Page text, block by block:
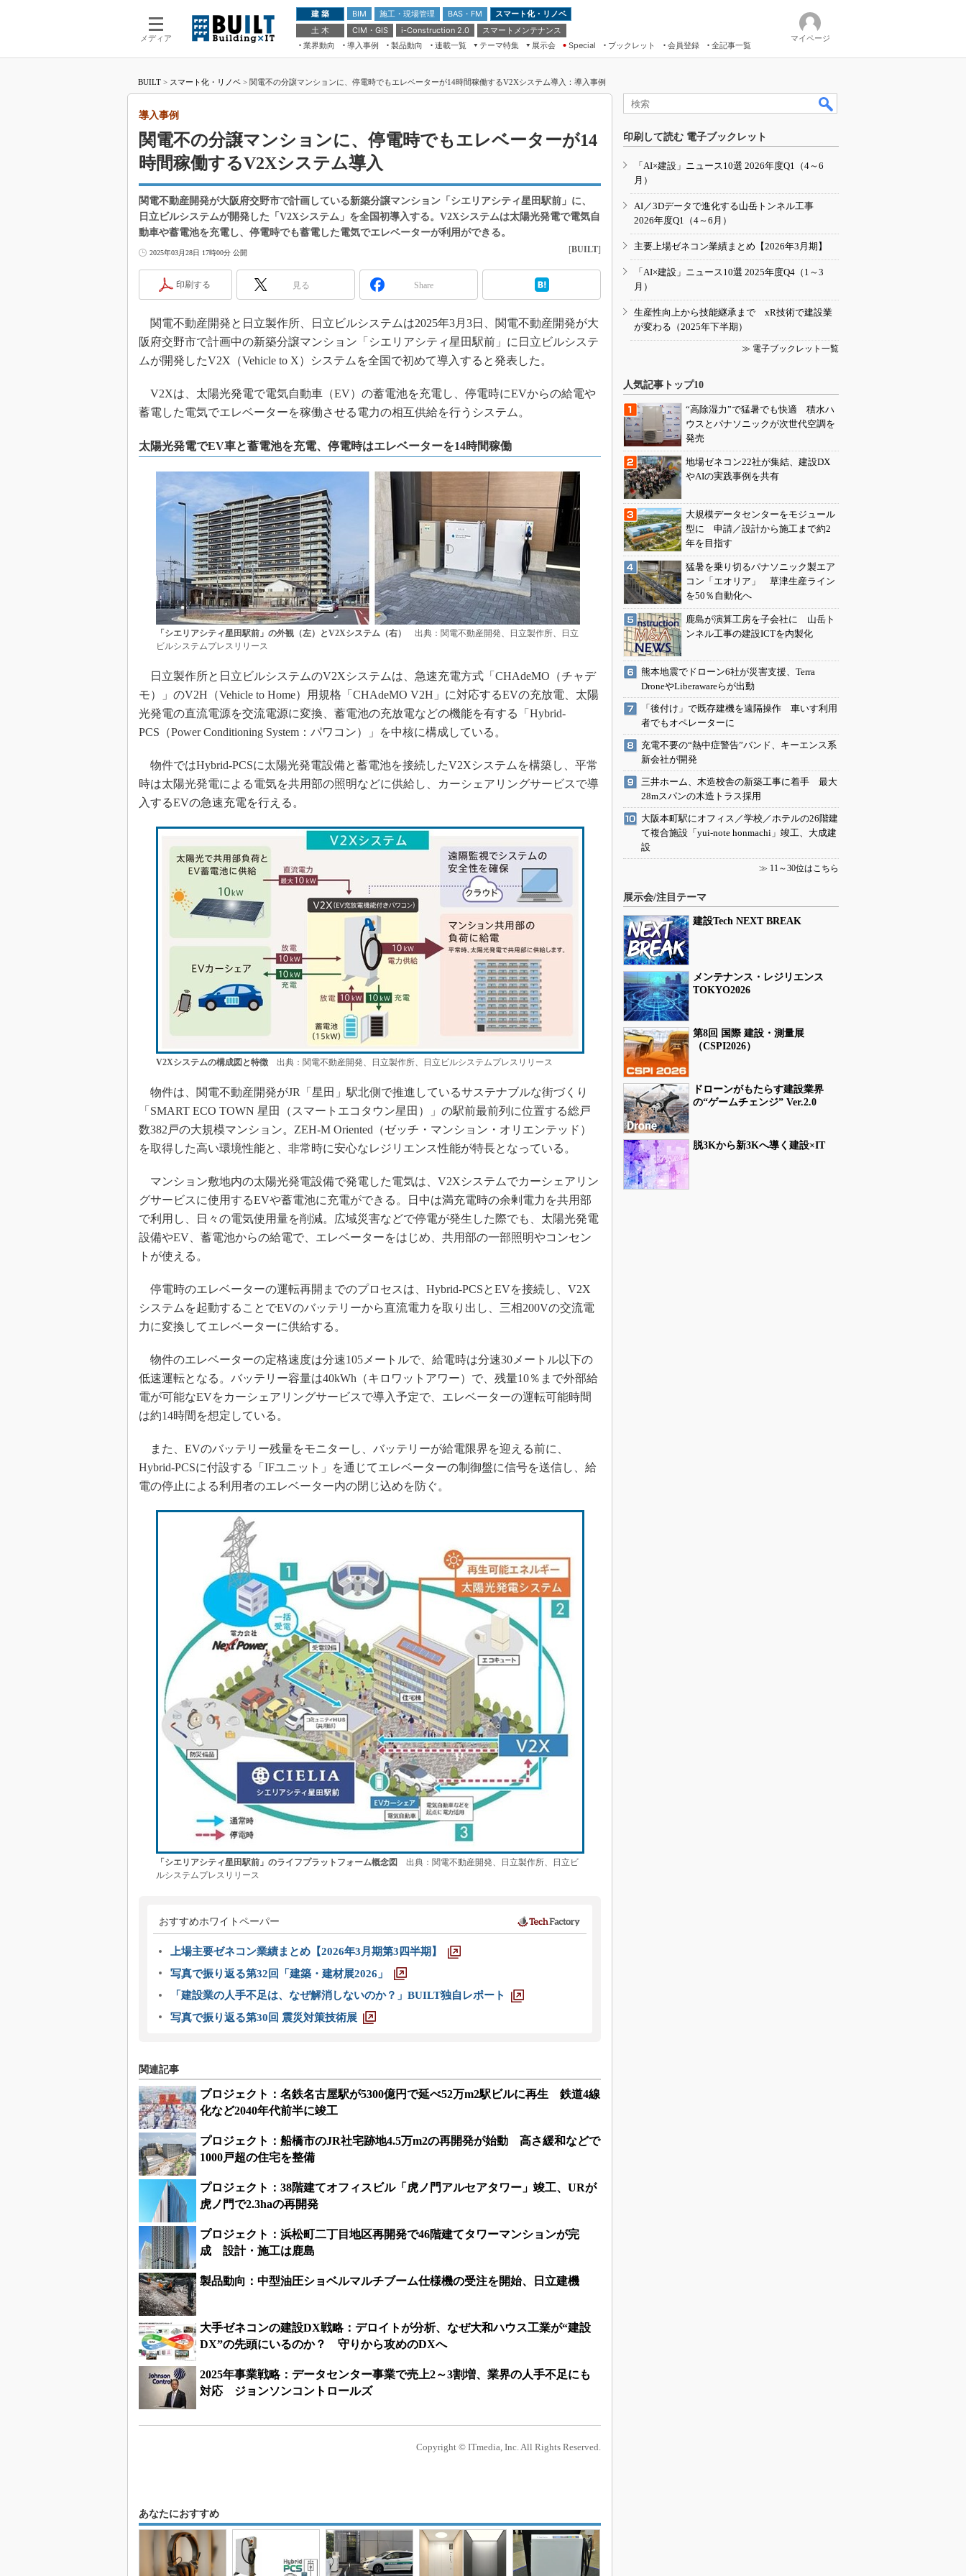
メディア
建 築 BIM 施工・現場管理 BAS・FM
スマート化・リノベ
土 木
CIM・GIS i-Construction 2.0
スマートメンテナンス
業界動向
導入事例 製品動向 連載一覧
テーマ特集
ドローンがもたらす建設業界の“ゲー
ムチェンジ” Ver.2.0
“Society5.0”時代のスマートビル
VR／ARが描くモノづくりのミライ
展示会
第8回 国際 建設・測量展
築・土木・不動産の先端技術展－
メンテナンス・レジリエンスOSAKA
日本 ものづくりワールド 2020
メンテナンス・レジリエンスTOKYO
IGAS2018
Special ブックレット 会員登録 全記事一覧
マイページ
BUILT > スマート化・リノベ > 関電不の分譲マンションに、停電時でもエレベーターが14時間稼働するV2Xシステム導入：導入事例
関電不の分譲マンションに、停電時でもエレベーターが14
時間稼働するV2Xシステム導入
導入事例
関電不動産開発が大阪府交野市で計画している新築分譲マンション「シエリアシティ星田駅前」に、
日立ビルシステムが開発した「V2Xシステム」を全国初導入する。V2Xシステムは太陽光発電で電気自
動車や蓄電池を充電し、停電時でも蓄電した電気でエレベーターが利用ができる。
2025年03月28日 17時00分 公開 [BUILT]
印刷する 見る Share
関電不動産開発と日立製作所、日立ビルシステムは2025年3月3日、関電不動産開発が大
阪府交野市で計画中の新築分譲マンション「シエリアシティ星田駅前」に日立ビルシステ
ムが開発したV2X（Vehicle to X）システムを全国で初めて導入すると発表した。
V2Xは、太陽光発電で電気自動車（EV）の蓄電池を充電し、停電時にEVからの給電や
蓄電した電気でエレベーターを稼働させる電力の相互供給を行うシステム。
太陽光発電でEV車と蓄電池を充電、停電時はエレベーターを14時間稼働
「シエリアシティ星田駅前」の外観（左）とV2Xシステム（右）
出典：関電不動産開発、日立製作所、日立
ビルシステムプレスリリース
日立製作所と日立ビルシステムのV2Xシステムは、急速充電方式「CHAdeMO（チャデ
モ）」のV2H（Vehicle to Home）用規格「CHAdeMO V2H」に対応するEVの充放電、太陽
光発電の直流電源を交流電源に変換、蓄電池の充放電などの機能を有する「Hybrid-
PCS（Power Conditioning System：パワコン）」を中核に構成している。
物件ではHybrid-PCSに太陽光発電設備と蓄電池を接続したV2Xシステムを構築し、平常
時は太陽光発電による電気を共用部の照明などに供給し、カーシェアリングサービスで導
入するEVの急速充電を行える。
V2Xシステムの構成図と特徴出典：関電不動産開発、日立製作所、日立ビルシステムプレスリリース
物件は、関電不動産開発がJR「星田」駅北側で推進しているサステナブルな街づくり
「SMART ECO TOWN 星田（スマートエコタウン星田）」の駅前最前列に位置する総戸
数382戸の大規模マンション。ZEH-M Oriented（ゼッチ・マンション・オリエンテッド）
を取得した高い環境性能と、非常時に安心なレジリエンス性能が特長となっている。
マンション敷地内の太陽光発電設備で発電した電気は、V2Xシステムでカーシェアリン
グサービスに使用するEVや蓄電池に充電ができる。日中は満充電時の余剰電力を共用部
で利用し、日々の電気使用量を削減。広域災害などで停電が発生した際でも、太陽光発電
設備やEV、蓄電池からの給電で、エレベーターをはじめ、共用部の一部照明やコンセン
トが使える。
停電時のエレベーターの運転再開までのプロセスは、Hybrid-PCSとEVを接続し、V2X
システムを起動することでEVのバッテリーから直流電力を取り出し、三相200Vの交流電
力に変換してエレベーターに供給する。
物件のエレベーターの定格速度は分速105メートルで、給電時は分速30メートル以下の
低速運転となる。バッテリー容量は40kWh（キロワットアワー）で、残量10％まで外部給
電が可能なEVをカーシェアリングサービスで導入予定で、エレベーターの運転可能時間
は約14時間を想定している。
また、EVのバッテリー残量をモニターし、バッテリーが給電限界を迎える前に、
Hybrid-PCSに付設する「IFユニット」を通じてエレベーターの制御盤に信号を送信し、給
電の停止による利用者のエレベーター内の閉じ込めを防ぐ。
「シエリアシティ星田駅前」のライフプラットフォーム概念図
出典：関電不動産開発、日立製作所、日立ビ
ルシステムプレスリリース
おすすめホワイトペーパー
上場主要ゼネコン業績まとめ【2026年3月期第3四半期】
写真で振り返る第32回「建築・建材展2026」
「建設業の人手不足は、なぜ解消しないのか？」BUILT独自レポート
写真で振り返る第30回 震災対策技術展
関連記事
プロジェクト：名鉄名古屋駅が5300億円で延べ52万m2駅ビルに再生 鉄道4線
化など2040年代前半に竣工
プロジェクト：船橋市のJR社宅跡地4.5万m2の再開発が始動 高さ緩和などで
1000戸超の住宅を整備
プロジェクト：38階建てオフィスビル「虎ノ門アルセアタワー」竣工、URが
虎ノ門で2.3haの再開発
プロジェクト：浜松町二丁目地区再開発で46階建てタワーマンションが完
成 設計・施工は鹿島
製品動向：中型油圧ショベルマルチブーム仕様機の受注を開始、日立建機
大手ゼネコンの建設DX戦略：デロイトが分析、なぜ大和ハウス工業が“建設
DX”の先頭にいるのか？ 守りから攻めのDXへ
2025年事業戦略：データセンター事業で売上2～3割増、業界の人手不足にも
対応 ジョンソンコントロールズ
Copyright © ITmedia, Inc. All Rights Reserved.
あなたにおすすめ
印刷して読む 電子ブックレット
「AI×建設」ニュース10選 2026年度Q1（4～6
月）
AI／3Dデータで進化する山岳トンネル工事
2026年度Q1（4～6月）
主要上場ゼネコン業績まとめ【2026年3月期】
「AI×建設」ニュース10選 2025年度Q4（1～3
月）
生産性向上から技能継承まで xR技術で建設業
が変わる（2025年下半期）
≫ 電子ブックレット一覧
人気記事トップ10
“高除湿力”で猛暑でも快適 積水ハ
ウスとパナソニックが次世代空調を
発売
地場ゼネコン22社が集結、建設DX
やAIの実践事例を共有
大規模データセンターをモジュール
型に 申請／設計から施工まで約2
年を目指す
猛暑を乗り切るパナソニック製エア
コン「エオリア」 草津生産ライン
を50％自動化へ
鹿島が演算工房を子会社に 山岳ト
ンネル工事の建設ICTを内製化
熊本地震でドローン6社が災害支援、Terra
DroneやLiberawareらが出動
「後付け」で既存建機を遠隔操作 車いす利用
者でもオペレーターに
充電不要の“熱中症警告”バンド、キーエンス系
新会社が開発
三井ホーム、木造校舎の新築工事に着手 最大
28mスパンの木造トラス採用
大阪本町駅にオフィス／学校／ホテルの26階建
て複合施設「yui-note honmachi」竣工、大成建
設
≫ 11～30位はこちら
展示会/注目テーマ
建設Tech NEXT BREAK
メンテナンス・レジリエンス
TOKYO2026
第8回 国際 建設・測量展
（CSPI2026）
ドローンがもたらす建設業界
の“ゲームチェンジ” Ver.2.0
脱3Kから新3Kへ導く建設×IT